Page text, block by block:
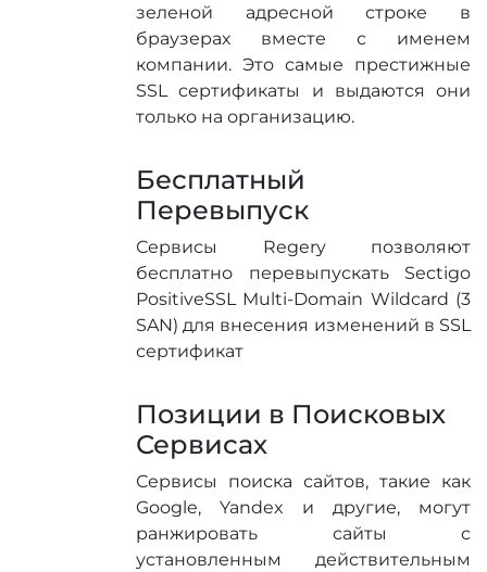
зеленой адресной строке в
браузерах вместе с именем
компании. Это самые престижные
SSL сертификаты и выдаются они
только на организацию.
Бесплатный
Перевыпуск
Сервисы Regery позволяют
бесплатно перевыпускать Sectigo
PositiveSSL Multi-Domain Wildcard (3
SAN) для внесения изменений в SSL
сертификат
Позиции в Поисковых
Сервисах
Сервисы поиска сайтов, такие как
Google, Yandex и другие, могут
ранжировать сайты с
установленным действительным